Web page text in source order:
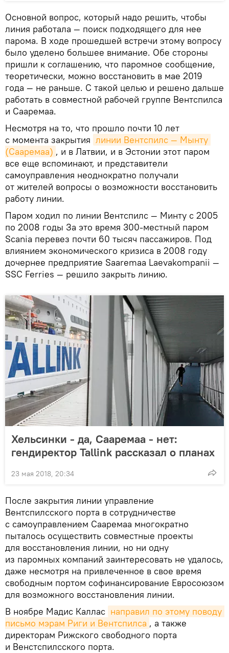
Основной вопрос, который надо решить, чтобы
линия работала — поиск подходящего для нее
парома. В ходе прошедшей встречи этому вопросу
было уделено большее внимание. Обе стороны
пришли к соглашению, что паромное сообщение,
теоретически, можно восстановить в мае 2019
года — не раньше. С такой целью и решено дальше
работать в совместной рабочей группе Вентспилса
и Сааремаа.
Несмотря на то, что прошло почти 10 лет
с момента закрытия линии Вентспилс — Мынту
(Сааремаа) , и в Латвии, и в Эстонии этот паром
все еще вспоминают, и представители
самоуправления неоднократно получали
от жителей вопросы о возможности восстановить
работу линии.
Паром ходил по линии Вентспилс — Минту с 2005
по 2008 годы За это время 300-местный паром
Scania перевез почти 60 тысяч пассажиров. Под
влиянием экономического кризиса в 2008 году
дочернее предприятие Saaremaa Laevakompanii —
SSC Ferries — решило закрыть линию.
Хельсинки - да, Сааремаа - нет:
гендиректор Tallink рассказал о планах
23 мая 2018, 20:34
После закрытия линии управление
Вентспилсского порта в сотрудничестве
с самоуправлением Сааремаа многократно
пыталось осуществить совместные проекты
для восстановления линии, но ни одну
из паромных компаний заинтересовать не удалось,
даже несмотря на привлеченное в свое время
свободным портом софинансирование Евросоюзом
для возможного восстановления линии.
В ноябре Мадис Каллас направил по этому поводу
письмо мэрам Риги и Вентспилса , а также
директорам Рижского свободного порта
и Венстспилсского порта.